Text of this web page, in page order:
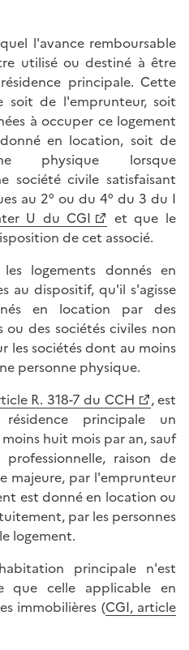
l'avance remboursable
utilisé ou destiné à être
principale. Cette
soit de l'emprunteur, soit
à occuper ce logement
en location, soit de
physique lorsque
société civile satisfaisant
au 2° ou du 4° du 3 du I
U du CGI
et que le
de cet associé.
logements donnés en
au dispositif, qu'il s'agisse
en location par des
ou des sociétés civiles non
les sociétés dont au moins
personne physique.
R. 318-7 du CCH
, est
principale un
huit mois par an, sauf
raison de
majeure, par l'emprunteur
est donné en location ou
par les personnes
logement.
principale n'est
que celle applicable en
immobilières (CGI, article